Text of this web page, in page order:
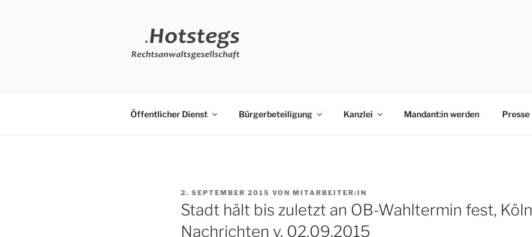
| RECHTSANWÄLT:INNEN UND
Öffentlicher Dienst Bürgerbeteiligung Kanzlei Mandant:in werden Presse
VERÖFFENTLICHT
AM
2. SEPTEMBER 2015 VON MITARBEITER:IN
Stadt hält bis zuletzt an OB-Wahltermin fest, Köln
Nachrichten v. 02.09.2015